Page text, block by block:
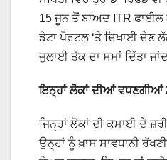
15 ਜੂਨ ਤੋਂ ਬਾਅਦ ITR ਫਾਈਲ
ਡੇਟਾ ਪੋਰਟਲ ‘ਤੇ ਦਿਖਾਈ ਦੇਣ
ਜੁਲਾਈ ਤੱਕ ਦਾ ਸਮਾਂ ਦਿੱਤਾ
ਇਨ੍ਹਾਂ ਲੋਕਾਂ ਦੀਆਂ ਵਧਣਗੀਆਂ
ਜਿਨ੍ਹਾਂ ਲੋਕਾਂ ਦੀ ਕਮਾਈ ਦੇ
ਉਨ੍ਹਾਂ ਨੂੰ ਖ਼ਾਸ ਸਾਵਧਾਨੀ